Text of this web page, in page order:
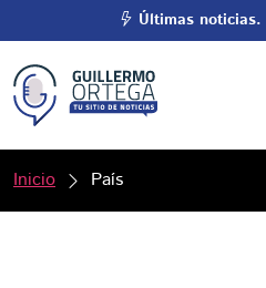
Últimas noticias.
Inicio País